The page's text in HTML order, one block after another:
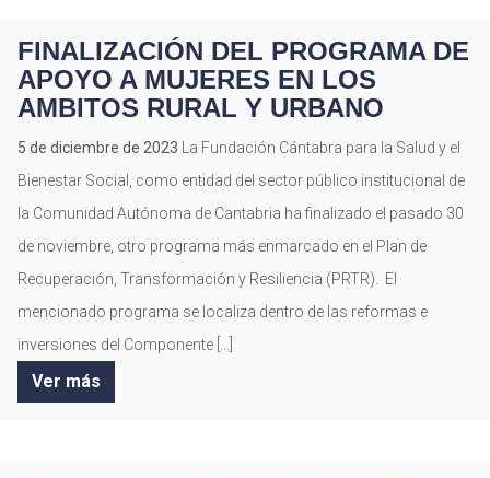
FINALIZACIÓN DEL PROGRAMA DE
APOYO A MUJERES EN LOS
AMBITOS RURAL Y URBANO
5 de diciembre de 2023 La Fundación Cántabra para la Salud y el
Bienestar Social, como entidad del sector público institucional de
la Comunidad Autónoma de Cantabria ha finalizado el pasado 30
de noviembre, otro programa más enmarcado en el Plan de
Recuperación, Transformación y Resiliencia (PRTR). El
mencionado programa se localiza dentro de las reformas e
inversiones del Componente […]
Ver más